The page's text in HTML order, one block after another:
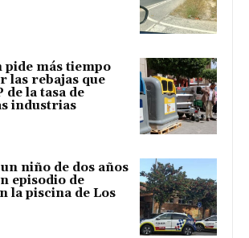
pide más tiempo
las rebajas que
de la tasa de
industrias
niño de dos años
episodio de
la piscina de Los